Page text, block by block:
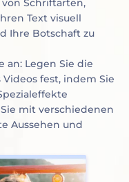
Text visuell
Ihre Botschaft zu
an: Legen Sie die
fest, indem Sie
mit verschiedenen
Aussehen und